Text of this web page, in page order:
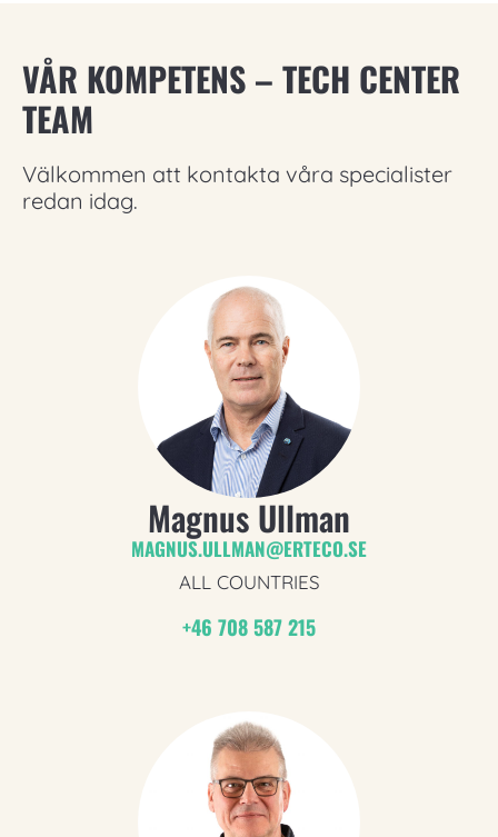
VÅR KOMPETENS​ – TECH CENTER
TEAM
Välkommen att kontakta våra specialister
redan idag.
Magnus Ullman
MAGNUS.ULLMAN@ERTECO.SE
ALL COUNTRIES
+46 708 587 215